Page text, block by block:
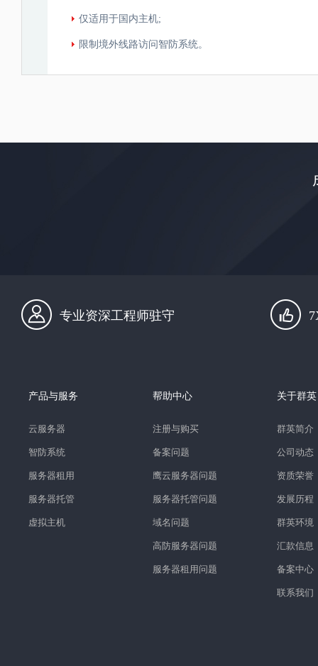
仅适用于国内主机;
限制境外线路访问智防系统。
专业资深工程师驻守
产品与服务
云服务器
智防系统
服务器租用
服务器托管
虚拟主机
帮助中心
注册与购买
备案问题
鹰云服务器问题
服务器托管问题
域名问题
高防服务器问题
服务器租用问题
关于群英
群英简介
公司动态
资质荣誉
发展历程
群英环境
汇款信息
备案中心
联系我们